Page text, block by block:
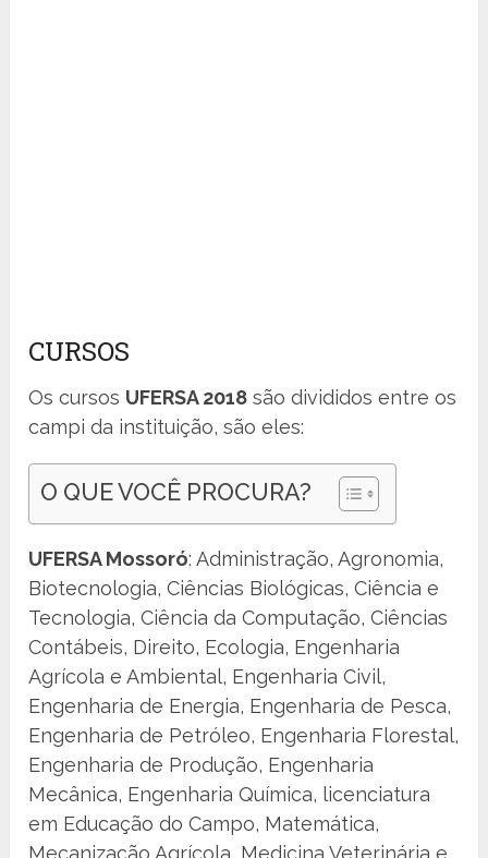
CURSOS
Os cursos UFERSA 2018 são divididos entre os
campi da instituição, são eles:
O QUE VOCÊ PROCURA?
UFERSA Mossoró: Administração, Agronomia,
Biotecnologia, Ciências Biológicas, Ciência e
Tecnologia, Ciência da Computação, Ciências
Contábeis, Direito, Ecologia, Engenharia
Agrícola e Ambiental, Engenharia Civil,
Engenharia de Energia, Engenharia de Pesca,
Engenharia de Petróleo, Engenharia Florestal,
Engenharia de Produção, Engenharia
Mecânica, Engenharia Química, licenciatura
em Educação do Campo, Matemática,
Mecanização Agrícola, Medicina Veterinária e